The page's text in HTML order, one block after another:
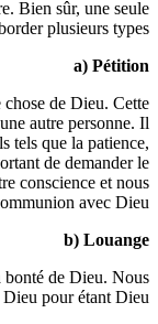
de prière. Bien sûr,
peut aborder
quelque chose de
ou pour une autre
spirituels tels que la
important de
notre
ample communion
b)
et la bonté de
louons Dieu pour